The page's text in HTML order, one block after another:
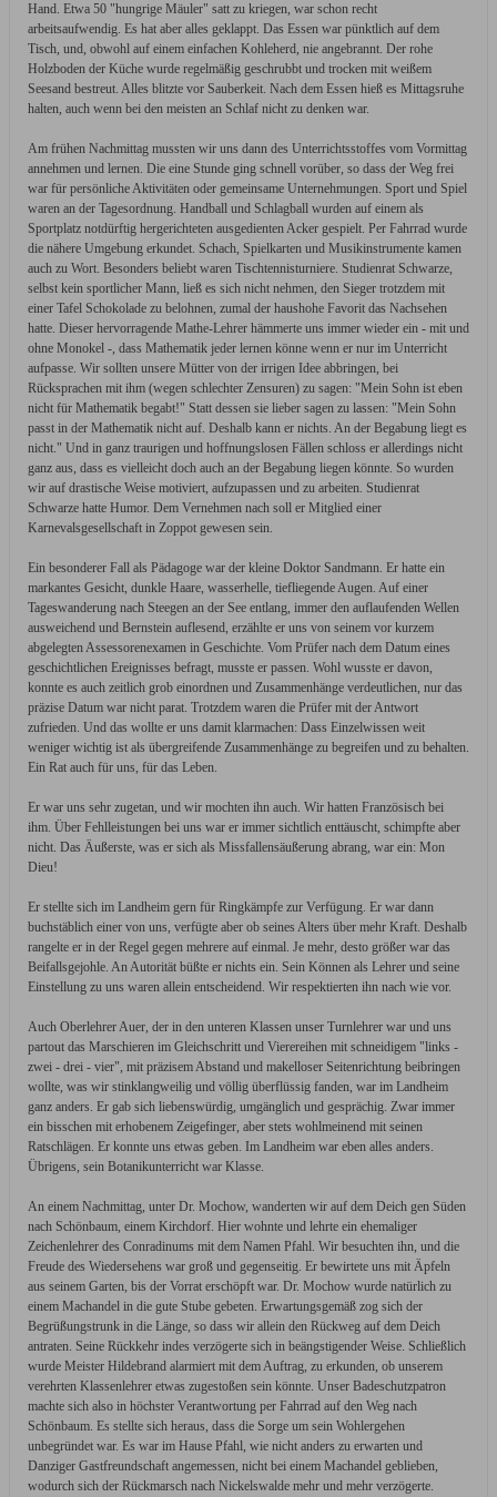
Hand. Etwa 50 "hungrige Mäuler" satt zu kriegen, war schon recht
arbeitsaufwendig. Es hat aber alles geklappt. Das Essen war pünktlich auf dem
Tisch, und, obwohl auf einem einfachen Kohleherd, nie angebrannt. Der rohe
Holzboden der Küche wurde regelmäßig geschrubbt und trocken mit weißem
Seesand bestreut. Alles blitzte vor Sauberkeit. Nach dem Essen hieß es Mittagsruhe
halten, auch wenn bei den meisten an Schlaf nicht zu denken war.
Am frühen Nachmittag mussten wir uns dann des Unterrichtsstoffes vom Vormittag
annehmen und lernen. Die eine Stunde ging schnell vorüber, so dass der Weg frei
war für persönliche Aktivitäten oder gemeinsame Unternehmungen. Sport und Spiel
waren an der Tagesordnung. Handball und Schlagball wurden auf einem als
Sportplatz notdürftig hergerichteten ausgedienten Acker gespielt. Per Fahrrad wurde
die nähere Umgebung erkundet. Schach, Spielkarten und Musikinstrumente kamen
auch zu Wort. Besonders beliebt waren Tischtennisturniere. Studienrat Schwarze,
selbst kein sportlicher Mann, ließ es sich nicht nehmen, den Sieger trotzdem mit
einer Tafel Schokolade zu belohnen, zumal der haushohe Favorit das Nachsehen
hatte. Dieser hervorragende Mathe-Lehrer hämmerte uns immer wieder ein - mit und
ohne Monokel -, dass Mathematik jeder lernen könne wenn er nur im Unterricht
aufpasse. Wir sollten unsere Mütter von der irrigen Idee abbringen, bei
Rücksprachen mit ihm (wegen schlechter Zensuren) zu sagen: "Mein Sohn ist eben
nicht für Mathematik begabt!" Statt dessen sie lieber sagen zu lassen: "Mein Sohn
passt in der Mathematik nicht auf. Deshalb kann er nichts. An der Begabung liegt es
nicht." Und in ganz traurigen und hoffnungslosen Fällen schloss er allerdings nicht
ganz aus, dass es vielleicht doch auch an der Begabung liegen könnte. So wurden
wir auf drastische Weise motiviert, aufzupassen und zu arbeiten. Studienrat
Schwarze hatte Humor. Dem Vernehmen nach soll er Mitglied einer
Karnevalsgesellschaft in Zoppot gewesen sein.
Ein besonderer Fall als Pädagoge war der kleine Doktor Sandmann. Er hatte ein
markantes Gesicht, dunkle Haare, wasserhelle, tiefliegende Augen. Auf einer
Tageswanderung nach Steegen an der See entlang, immer den auflaufenden Wellen
ausweichend und Bernstein auflesend, erzählte er uns von seinem vor kurzem
abgelegten Assessorenexamen in Geschichte. Vom Prüfer nach dem Datum eines
geschichtlichen Ereignisses befragt, musste er passen. Wohl wusste er davon,
konnte es auch zeitlich grob einordnen und Zusammenhänge verdeutlichen, nur das
präzise Datum war nicht parat. Trotzdem waren die Prüfer mit der Antwort
zufrieden. Und das wollte er uns damit klarmachen: Dass Einzelwissen weit
weniger wichtig ist als übergreifende Zusammenhänge zu begreifen und zu behalten.
Ein Rat auch für uns, für das Leben.
Er war uns sehr zugetan, und wir mochten ihn auch. Wir hatten Französisch bei
ihm. Über Fehlleistungen bei uns war er immer sichtlich enttäuscht, schimpfte aber
nicht. Das Äußerste, was er sich als Missfallensäußerung abrang, war ein: Mon
Dieu!
Er stellte sich im Landheim gern für Ringkämpfe zur Verfügung. Er war dann
buchstäblich einer von uns, verfügte aber ob seines Alters über mehr Kraft. Deshalb
rangelte er in der Regel gegen mehrere auf einmal. Je mehr, desto größer war das
Beifallsgejohle. An Autorität büßte er nichts ein. Sein Können als Lehrer und seine
Einstellung zu uns waren allein entscheidend. Wir respektierten ihn nach wie vor.
Auch Oberlehrer Auer, der in den unteren Klassen unser Turnlehrer war und uns
partout das Marschieren im Gleichschritt und Vierereihen mit schneidigem "links -
zwei - drei - vier", mit präzisem Abstand und makelloser Seitenrichtung beibringen
wollte, was wir stinklangweilig und völlig überflüssig fanden, war im Landheim
ganz anders. Er gab sich liebenswürdig, umgänglich und gesprächig. Zwar immer
ein bisschen mit erhobenem Zeigefinger, aber stets wohlmeinend mit seinen
Ratschlägen. Er konnte uns etwas geben. Im Landheim war eben alles anders.
Übrigens, sein Botanikunterricht war Klasse.
An einem Nachmittag, unter Dr. Mochow, wanderten wir auf dem Deich gen Süden
nach Schönbaum, einem Kirchdorf. Hier wohnte und lehrte ein ehemaliger
Zeichenlehrer des Conradinums mit dem Namen Pfahl. Wir besuchten ihn, und die
Freude des Wiedersehens war groß und gegenseitig. Er bewirtete uns mit Äpfeln
aus seinem Garten, bis der Vorrat erschöpft war. Dr. Mochow wurde natürlich zu
einem Machandel in die gute Stube gebeten. Erwartungsgemäß zog sich der
Begrüßungstrunk in die Länge, so dass wir allein den Rückweg auf dem Deich
antraten. Seine Rückkehr indes verzögerte sich in beängstigender Weise. Schließlich
wurde Meister Hildebrand alarmiert mit dem Auftrag, zu erkunden, ob unserem
verehrten Klassenlehrer etwas zugestoßen sein könnte. Unser Badeschutzpatron
machte sich also in höchster Verantwortung per Fahrrad auf den Weg nach
Schönbaum. Es stellte sich heraus, dass die Sorge um sein Wohlergehen
unbegründet war. Es war im Hause Pfahl, wie nicht anders zu erwarten und
Danziger Gastfreundschaft angemessen, nicht bei einem Machandel geblieben,
wodurch sich der Rückmarsch nach Nickelswalde mehr und mehr verzögerte.